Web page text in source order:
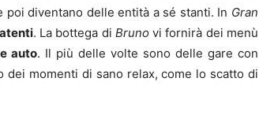
diventano delle entità a sé stanti. In Gran
. La bottega di Brunovi fornirà dei menù
auto. Il più delle volte sono delle gare con
momenti di sano relax, come lo scatto di